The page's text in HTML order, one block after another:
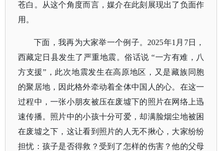
苍白。从这个角度而言，媒介在此刻展现出了负面作
用。
下面，我再为大家举一个例子。 2025年1月7日，
西藏定日县发生了严重地震。俗话说 “一方有难，八
方支援”，此次地震发生在高原地区，又是藏族同胞
的聚居地，因此格外牵动着全体中国人的心。在这一
过程中，一张小朋友被压在废墟下的照片在网络上迅
速传播。照片中的小孩十分可爱，却满脸烟尘地被困
在废墟之下，这让看到照片的人无不揪心，大家纷纷
担忧：孩子是否得救？受到了怎样的伤害？他的父母